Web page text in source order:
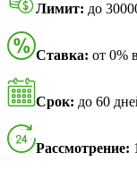
Лимит: до
Ставка: от 0%
Срок: до 60
Рассмотрение: